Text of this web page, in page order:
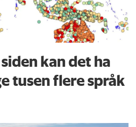
kan det ha
tusen flere språk